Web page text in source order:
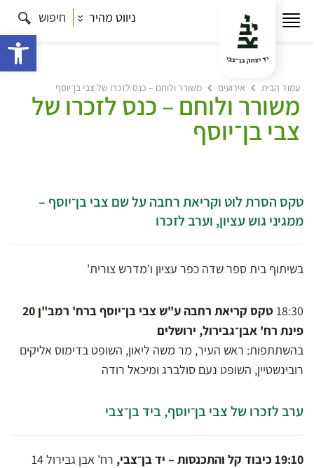
ניווט מהיר חיפוש
עמוד הבית אירועים משורר ולוחם – כנס לזכרו של צבי בן־יוסף
משורר ולוחם – כנס לזכרו של
צבי בן־יוסף
טקס הסרת לוט וקריאת רחבה על שם צבי בן־יוסף –
ממגיני גוש עציון, וערב לזכרו
בשיתוף בית ספר שדה כפר עציון ו'מדרש צורית'
18:30טקס קריאת רחבה ע"ש צבי בן־יוסף ב
רח' רמב"ן 20
פינת רח' אבן־גבירול, ירושלים
בהשתתפות: ראש העיר, מר משה ליאון, השופט בדימוס אליקים
רובינשטיין, השופט נעם סולברג ומיכאל רודה
ערב לזכרו של צבי בן־יוסף, ביד בן־צבי
19:10 כיבוד קל והתכנסות – יד בן־צבי, רח' אבן גבירול 14